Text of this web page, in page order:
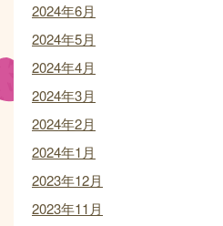
2024年6月
2024年5月
2024年4月
2024年3月
2024年2月
2024年1月
2023年12月
2023年11月